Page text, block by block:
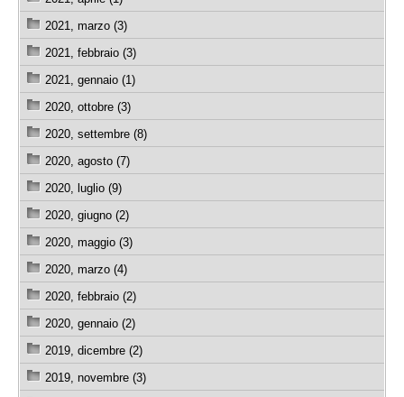
2021, marzo (3)
2021, febbraio (3)
2021, gennaio (1)
2020, ottobre (3)
2020, settembre (8)
2020, agosto (7)
2020, luglio (9)
2020, giugno (2)
2020, maggio (3)
2020, marzo (4)
2020, febbraio (2)
2020, gennaio (2)
2019, dicembre (2)
2019, novembre (3)